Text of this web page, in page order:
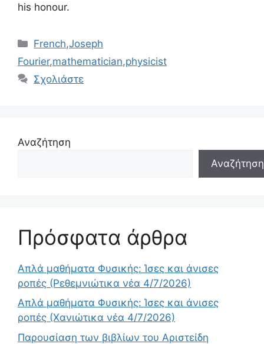
his honour.
Κατηγορίες
French,Joseph
Fourier,mathematician,physicist
Σχολιάστε
Αναζήτηση
Αναζήτηση
Πρόσφατα άρθρα
Απλά μαθήματα Φυσικής: Ίσες και άνισες
ροπές (Ρεθεμνιώτικα νέα 4/7/2026)
Απλά μαθήματα Φυσικής: Ίσες και άνισες
ροπές (Χανιώτικα νέα 4/7/2026)
Παρουσίαση των βιβλίων του Αριστείδη